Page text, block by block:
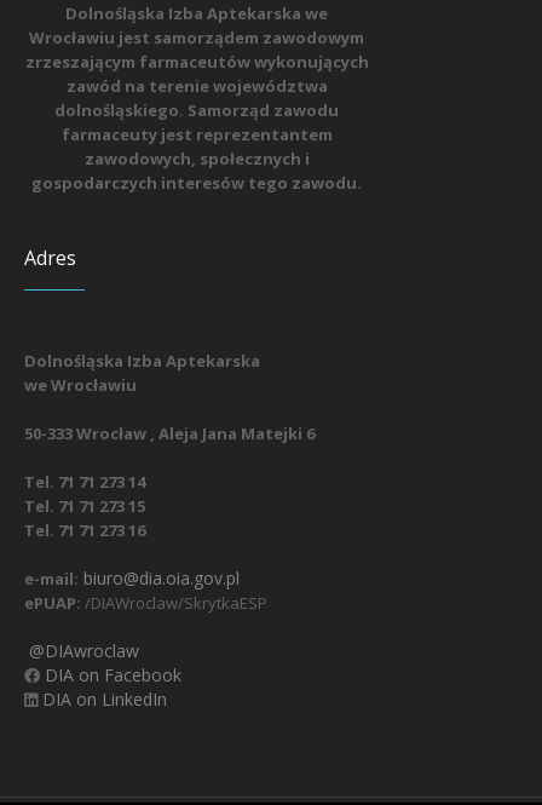
Dolnośląska Izba Aptekarska we
Wrocławiu jest samorządem zawodowym
zrzeszającym farmaceutów wykonujących
zawód na terenie województwa
dolnośląskiego. Samorząd zawodu
farmaceuty jest reprezentantem
zawodowych, społecznych i
gospodarczych interesów tego zawodu.
Adres
Dolnośląska Izba Aptekarska
we Wrocławiu
50-333 Wrocław , Aleja Jana Matejki 6
Tel. 71 71 273 14
Tel. 71 71 273 15
Tel. 71 71 273 16
e-mail: biuro@dia.oia.gov.pl
ePUAP: /DIAWroclaw/SkrytkaESP
@DIAwroclaw
DIA on Facebook
DIA on LinkedIn